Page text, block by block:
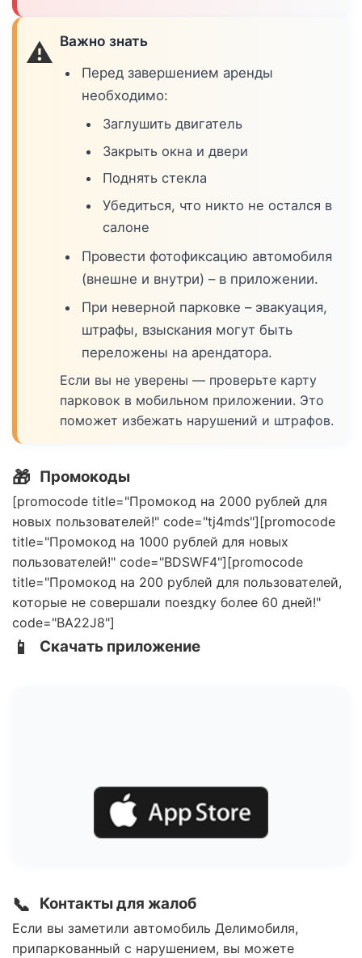
⚠️ Важно знать
Перед завершением аренды
необходимо:
Заглушить двигатель
Закрыть окна и двери
Поднять стекла
Убедиться, что никто не остался в
салоне
Провести фотофиксацию автомобиля
(внешне и внутри) – в приложении.
При неверной парковке – эвакуация,
штрафы, взыскания могут быть
переложены на арендатора.
Если вы не уверены — проверьте карту
парковок в мобильном приложении. Это
поможет избежать нарушений и штрафов.
🎁 Промокоды
[promocode title="Промокод на 2000 рублей для
новых пользователей!" code="tj4mds"][promocode
title="Промокод на 1000 рублей для новых
пользователей!" code="BDSWF4"][promocode
title="Промокод на 200 рублей для пользователей,
которые не совершали поездку более 60 дней!"
code="BA22J8"]
📱 Скачать приложение
📞 Контакты для жалоб
Если вы заметили автомобиль Делимобиля,
припаркованный с нарушением, вы можете